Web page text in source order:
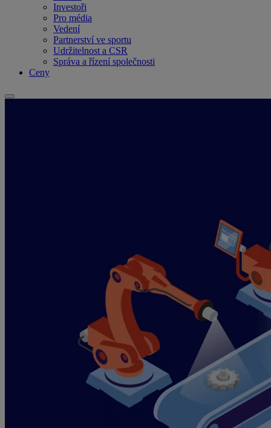
Investoři
Pro média
Vedení
Partnerství ve sportu
Udržitelnost a CSR
Správa a řízení společnosti
Ceny